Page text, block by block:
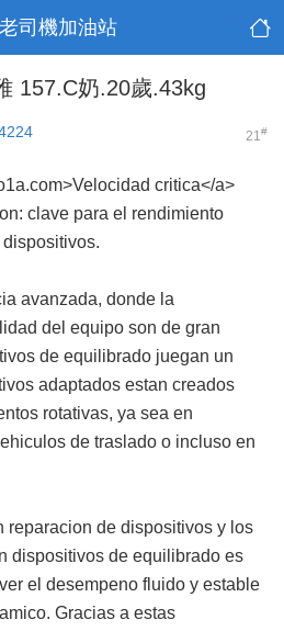
司機加油站
157.C奶.20歲.43kg
21#
critica</a>
clave para el rendimiento
avanzada, donde la
del equipo son de gran
de equilibrado juegan un
adaptados estan creados
rotativas, ya sea en
de traslado o incluso en
reparacion de dispositivos y los
dispositivos de equilibrado es
el desempeno fluido y estable
Gracias a estas